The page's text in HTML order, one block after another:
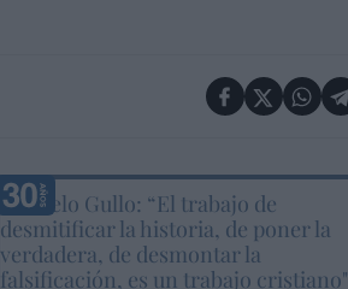
Marcelo Gullo: “El trabajo de
desmitificar la historia, de poner la
verdadera, de desmontar la
falsificación, es un trabajo cristiano"